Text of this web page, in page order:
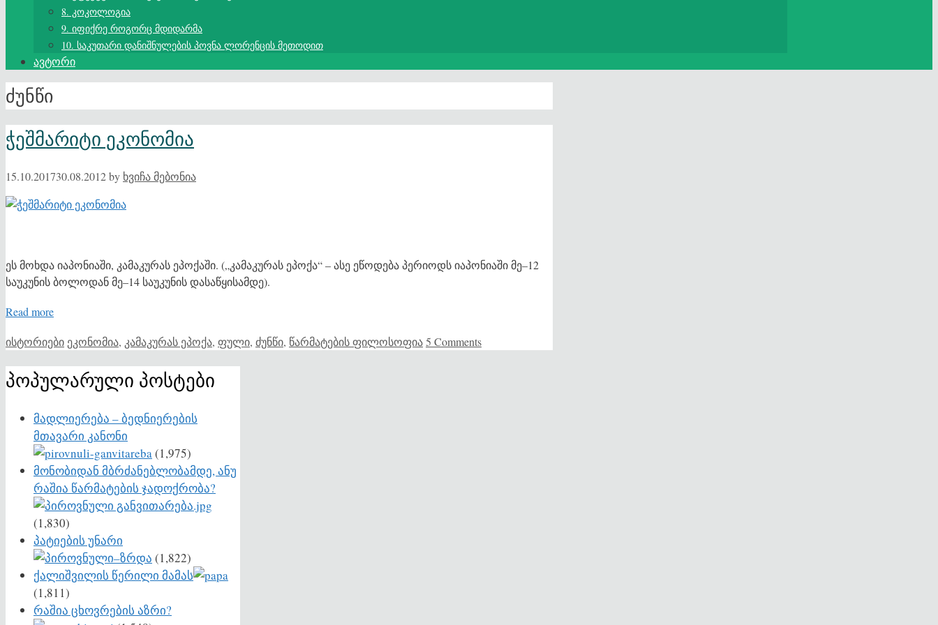
8. კოკოლოგია
9. იფიქრე როგორც მდიდარმა
10. საკუთარი დანიშნულების პოვნა ლორენცის მეთოდით
ავტორი
ძუნწი
ჭეშმარიტი ეკონომია
15.10.201730.08.2012by ხვიჩა მებონია
ეს მოხდა იაპონიაში, კამაკურას ეპოქაში. („კამაკურას ეპოქა“ – ასე ეწოდება პერიოდს იაპონიაში მე–12
საუკუნის ბოლოდან მე–14 საუკუნის დასაწყისამდე).
Read more
Categories
ისტორიები Tags
ეკონომია, კამაკურას ეპოქა, ფული, ძუნწი, წარმატების ფილოსოფია5 Comments
პოპულარული პოსტები
მადლიერება – ბედნიერების
მთავარი კანონი
(1,975)
მონობიდან მბრძანებლობამდე, ანუ
რაშია წარმატების ჯადოქრობა?
(1,830)
პატიების უნარი
(1,822)
ქალიშვილის წერილი მამას
(1,811)
რაშია ცხოვრების აზრი?